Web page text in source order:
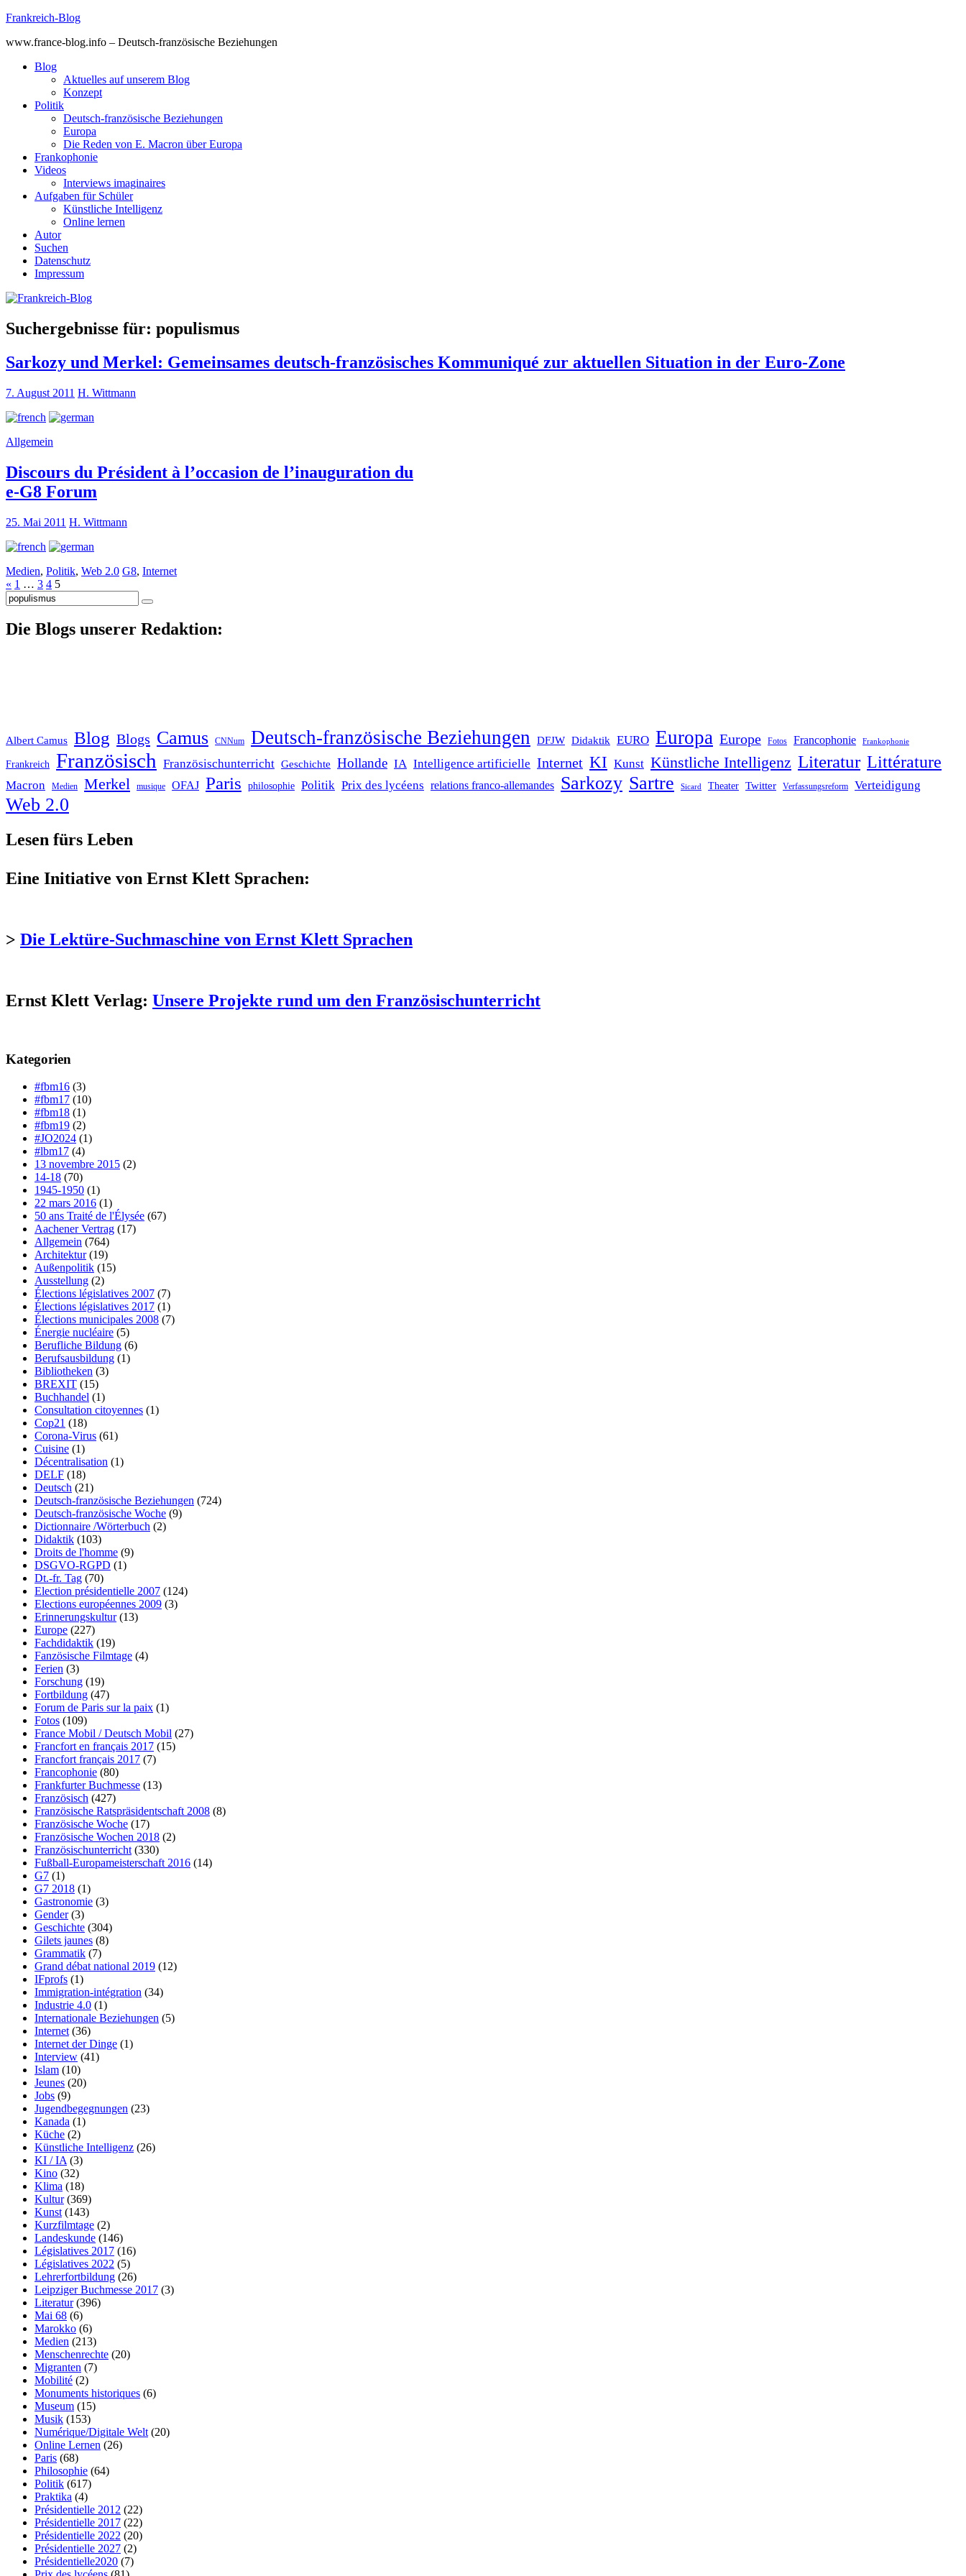
Skip
content
Frankreich-Blog
www.france-blog.info – Deutsch-französische Beziehungen
Blog
Aktuelles auf unserem Blog
Konzept
Politik
Deutsch-französische Beziehungen
Europa
Die Reden von E. Macron über Europa
Frankophonie
Videos
Interviews imaginaires
Aufgaben für Schüler
Künstliche Intelligenz
Online lernen
Autor
Suchen
Datenschutz
Impressum
Suchergebnisse für: populismus
Sarkozy und Merkel: Gemeinsames deutsch-französisches Kommuniqué zur aktuellen Situation in der Euro-Zone
7. August 2011 H. Wittmann
Allgemein
Discours du Président à l’occasion de l’inauguration du
e-G8 Forum
25. Mai 2011 H. Wittmann
Medien, Politik, Web 2.0 G8, Internet
« 1 … 3 4 5
Suche
nach:
Die Blogs unserer Redaktion:
Albert Camus Blog Blogs Camus CNNum Deutsch-französische Beziehungen DFJW Didaktik EURO Europa Europe Fotos Francophonie Frankophonie
Frankreich Französisch Französischunterricht Geschichte Hollande IA Intelligence artificielle Internet KI Kunst Künstliche Intelligenz Literatur Littérature
Macron Medien Merkel musique OFAJ Paris philosophie Politik Prix des lycéens relations franco-allemandes Sarkozy Sartre Sicard Theater Twitter Verfassungsreform Verteidigung
Web 2.0
Lesen fürs Leben
Eine Initiative von Ernst Klett Sprachen:
> Die Lektüre-Suchmaschine von Ernst Klett Sprachen
Ernst Klett Verlag: Unsere Projekte rund um den Französischunterricht
Kategorien
#fbm16 (3)
#fbm17 (10)
#fbm18 (1)
#fbm19 (2)
#JO2024 (1)
#lbm17 (4)
13 novembre 2015 (2)
14-18 (70)
1945-1950 (1)
22 mars 2016 (1)
50 ans Traité de l'Élysée (67)
Aachener Vertrag (17)
Allgemein (764)
Architektur(19)
Außenpolitik (15)
Ausstellung (2)
Élections législatives 2007 (7)
Élections législatives 2017 (1)
Élections municipales 2008 (7)
Énergie nucléaire (5)
Berufliche Bildung (6)
Berufsausbildung (1)
Bibliotheken (3)
BREXIT (15)
Buchhandel (1)
Consultation citoyennes (1)
Cop21 (18)
Corona-Virus (61)
Cuisine (1)
Décentralisation (1)
DELF (18)
Deutsch (21)
Deutsch-französische Beziehungen (724)
Deutsch-französische Woche (9)
Dictionnaire /Wörterbuch (2)
Didaktik (103)
Droits de l'homme (9)
DSGVO-RGPD (1)
Dt.-fr. Tag (70)
Election présidentielle 2007 (124)
Elections européennes 2009 (3)
Erinnerungskultur(13)
Europe (227)
Fachdidaktik (19)
Fanzösische Filmtage (4)
Ferien (3)
Forschung (19)
Fortbildung (47)
Forum de Paris sur la paix (1)
Fotos (109)
France Mobil / Deutsch Mobil (27)
Francfort en français 2017 (15)
Francfort français 2017 (7)
Francophonie (80)
Frankfurter Buchmesse (13)
Französisch (427)
Französische Ratspräsidentschaft 2008 (8)
Französische Woche (17)
Französische Wochen 2018 (2)
Französischunterricht (330)
Fußball-Europameisterschaft 2016 (14)
G7 (1)
G7 2018 (1)
Gastronomie (3)
Gender(3)
Geschichte (304)
Gilets jaunes (8)
Grammatik (7)
Grand débat national 2019 (12)
IFprofs (1)
Immigration-intégration (34)
Industrie 4.0 (1)
Internationale Beziehungen (5)
Internet (36)
Internet der Dinge (1)
Interview (41)
Islam (10)
Jeunes (20)
Jobs (9)
Jugendbegegnungen (23)
Kanada (1)
Küche (2)
Künstliche Intelligenz (26)
KI / IA (3)
Kino (32)
Klima (18)
Kultur(369)
Kunst (143)
Kurzfilmtage (2)
Landeskunde (146)
Législatives 2017 (16)
Législatives 2022 (5)
Lehrerfortbildung (26)
Leipziger Buchmesse 2017 (3)
Literatur(396)
Mai 68 (6)
Marokko (6)
Medien (213)
Menschenrechte (20)
Migranten (7)
Mobilité (2)
Monuments historiques (6)
Museum (15)
Musik (153)
Numérique/Digitale Welt (20)
Online Lernen (26)
Paris (68)
Philosophie (64)
Politik (617)
Praktika (4)
Présidentielle 2012 (22)
Présidentielle 2017 (22)
Présidentielle 2022 (20)
Présidentielle 2027 (2)
Présidentielle2020 (7)